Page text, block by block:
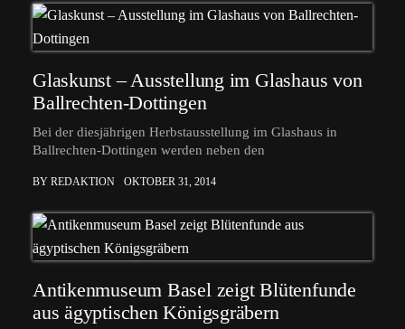
Glaskunst – Ausstellung im Glashaus von
Ballrechten-Dottingen
Bei der diesjährigen Herbstausstellung im Glashaus in
Ballrechten-Dottingen werden neben den
BY REDAKTION OKTOBER 31, 2014
Antikenmuseum Basel zeigt Blütenfunde
aus ägyptischen Königsgräbern